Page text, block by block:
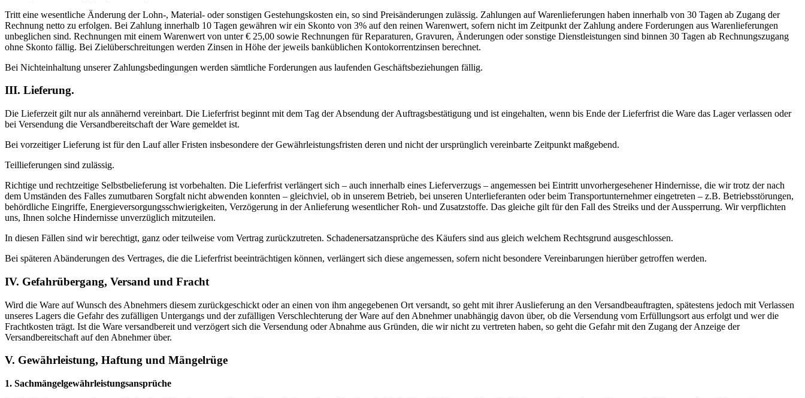
Tritt eine wesentliche Änderung der Lohn-, Material- oder sonstigen Gestehungskosten ein, so sind Preisänderungen zulässig. Zahlungen auf Warenlieferungen haben innerhalb von 30 Tagen ab Zugang der
Rechnung netto zu erfolgen. Bei Zahlung innerhalb 10 Tagen gewähren wir ein Skonto von 3% auf den reinen Warenwert, sofern nicht im Zeitpunkt der Zahlung andere Forderungen aus Warenlieferungen
unbeglichen sind. Rechnungen mit einem Warenwert von unter € 25,00 sowie Rechnungen für Reparaturen, Gravuren, Änderungen oder sonstige Dienstleistungen sind binnen 30 Tagen ab Rechnungszugang
ohne Skonto fällig. Bei Zielüberschreitungen werden Zinsen in Höhe der jeweils banküblichen Kontokorrentzinsen berechnet.
Bei Nichteinhaltung unserer Zahlungsbedingungen werden sämtliche Forderungen aus laufenden Geschäftsbeziehungen fällig.
III. Lieferung.
Die Lieferzeit gilt nur als annähernd vereinbart. Die Lieferfrist beginnt mit dem Tag der Absendung der Auftragsbestätigung und ist eingehalten, wenn bis Ende der Lieferfrist die Ware das Lager verlassen oder
bei Versendung die Versandbereitschaft der Ware gemeldet ist.
Bei vorzeitiger Lieferung ist für den Lauf aller Fristen insbesondere der Gewährleistungsfristen deren und nicht der ursprünglich vereinbarte Zeitpunkt maßgebend.
Teillieferungen sind zulässig.
Richtige und rechtzeitige Selbstbelieferung ist vorbehalten. Die Lieferfrist verlängert sich – auch innerhalb eines Lieferverzugs – angemessen bei Eintritt unvorhergesehener Hindernisse, die wir trotz der nach
dem Umständen des Falles zumutbaren Sorgfalt nicht abwenden konnten – gleichviel, ob in unserem Betrieb, bei unseren Unterlieferanten oder beim Transportunternehmer eingetreten – z.B. Betriebsstörungen,
behördliche Eingriffe, Energieversorgungsschwierigkeiten, Verzögerung in der Anlieferung wesentlicher Roh- und Zusatzstoffe. Das gleiche gilt für den Fall des Streiks und der Aussperrung. Wir verpflichten
uns, Ihnen solche Hindernisse unverzüglich mitzuteilen.
In diesen Fällen sind wir berechtigt, ganz oder teilweise vom Vertrag zurückzutreten. Schadenersatzansprüche des Käufers sind aus gleich welchem Rechtsgrund ausgeschlossen.
Bei späteren Abänderungen des Vertrages, die die Lieferfrist beeinträchtigen können, verlängert sich diese angemessen, sofern nicht besondere Vereinbarungen hierüber getroffen werden.
IV. Gefahrübergang, Versand und Fracht
Wird die Ware auf Wunsch des Abnehmers diesem zurückgeschickt oder an einen von ihm angegebenen Ort versandt, so geht mit ihrer Auslieferung an den Versandbeauftragten, spätestens jedoch mit Verlassen
unseres Lagers die Gefahr des zufälligen Untergangs und der zufälligen Verschlechterung der Ware auf den Abnehmer unabhängig davon über, ob die Versendung vom Erfüllungsort aus erfolgt und wer die
Frachtkosten trägt. Ist die Ware versandbereit und verzögert sich die Versendung oder Abnahme aus Gründen, die wir nicht zu vertreten haben, so geht die Gefahr mit den Zugang der Anzeige der
Versandbereitschaft auf den Abnehmer über.
V. Gewährleistung, Haftung und Mängelrüge
1. Sachmängelgewährleistungsansprüche